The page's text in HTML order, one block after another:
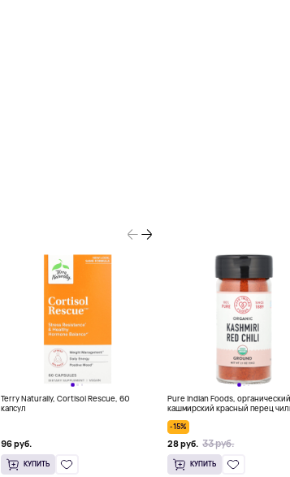
Terry Naturally, Cortisol Rescue, 60
капсул
96 руб.
КУПИТЬ
Pure Indian Foods, органический
кашмирский красный перец
молотый, 65 г (2,3 унции)
-15%
28 руб. 33 руб.
КУПИТЬ